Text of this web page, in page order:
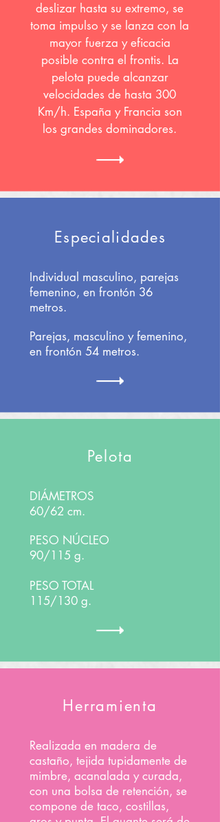
deslizar hasta su extremo, se
toma impulso y se lanza con la
mayor fuerza y eficacia
posible contra el frontis. La
pelota puede alcanzar
velocidades de hasta 300
Km/h. España y Francia son
los grandes dominadores.
Especialidades
Individual masculino, parejas
femenino, en frontón 36
metros.
Parejas, masculino y femenino,
en frontón 54 metros.
Pelota
DIÁMETROS
60/62 cm.
PESO NÚCLEO
90/115 g.
PESO TOTAL
115/130 g.
Herramienta
Realizada en madera de
castaño, tejida tupidamente de
mimbre, acanalada y curada,
con una bolsa de retención, se
compone de taco, costillas,